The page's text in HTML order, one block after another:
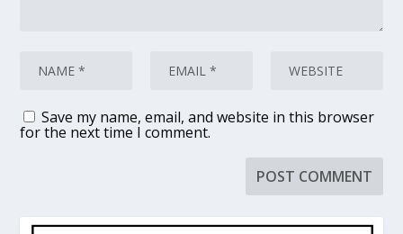
Save my name, email, and website in this browser
for the next time I comment.